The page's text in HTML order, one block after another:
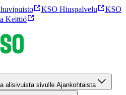
KSO Hiuspalvelu
KSO
Keittiö
alisivuista sivulle Ajankohtaista